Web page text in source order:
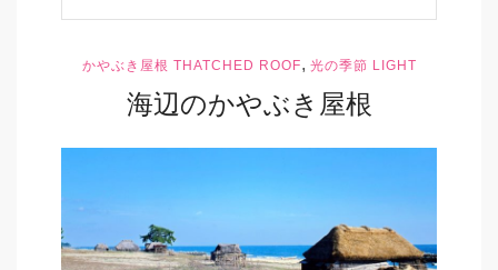
かやぶき屋根 THATCHED ROOF, 光の季節 LIGHT
海辺のかやぶき屋根